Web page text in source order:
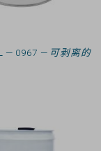
— 0967 —可剥离的